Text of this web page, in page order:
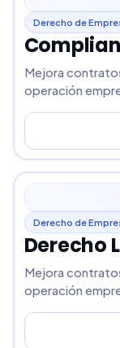
Derecho de
Mejora
operación
Derecho de
Derecho
Mejora
operación